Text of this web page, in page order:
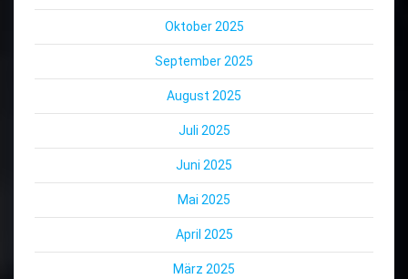
Oktober 2025
September 2025
August 2025
Juli 2025
Juni 2025
Mai 2025
April 2025
März 2025